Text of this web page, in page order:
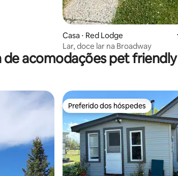
Casa ⋅ Red Lodge
Lar, doce lar na Broadway
acomodações pet
Preferido dos hóspedes
Preferido dos hóspedes